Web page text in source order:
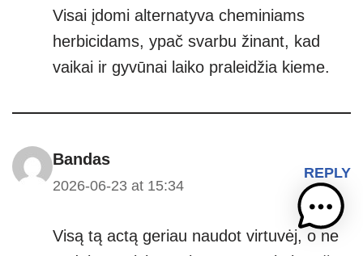
Visai įdomi alternatyva cheminiams
herbicidams, ypač svarbu žinant, kad
vaikai ir gyvūnai laiko praleidžia kieme.
Bandas
2026-06-23 at 15:34
REPLY
Visą tą actą geriau naudot virtuvėj, o ne